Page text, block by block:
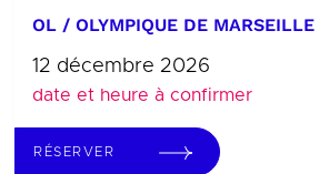
OL / OLYMPIQUE DE MARSEILLE
12 décembre 2026
date et heure à confirmer
RÉSERVER